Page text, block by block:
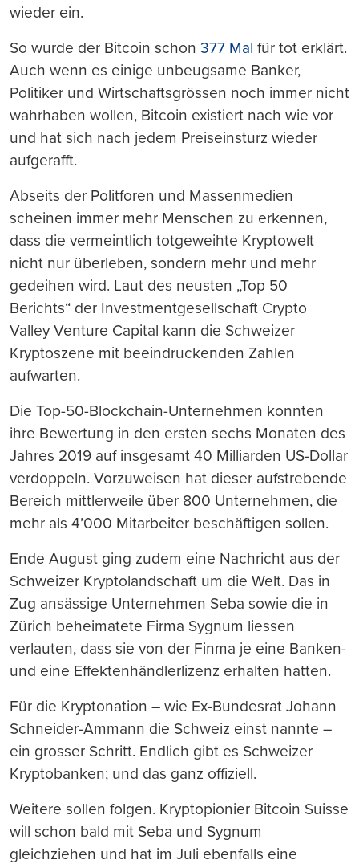
wieder ein.
So wurde der Bitcoin schon 377 Mal für tot erklärt.
Auch wenn es einige unbeugsame Banker,
Politiker und Wirtschaftsgrössen noch immer nicht
wahrhaben wollen, Bitcoin existiert nach wie vor
und hat sich nach jedem Preiseinsturz wieder
aufgerafft.
Abseits der Politforen und Massenmedien
scheinen immer mehr Menschen zu erkennen,
dass die vermeintlich totgeweihte Kryptowelt
nicht nur überleben, sondern mehr und mehr
gedeihen wird. Laut des neusten „Top 50
Berichts“ der Investmentgesellschaft Crypto
Valley Venture Capital kann die Schweizer
Kryptoszene mit beeindruckenden Zahlen
aufwarten.
Die Top-50-Blockchain-Unternehmen konnten
ihre Bewertung in den ersten sechs Monaten des
Jahres 2019 auf insgesamt 40 Milliarden US-Dollar
verdoppeln. Vorzuweisen hat dieser aufstrebende
Bereich mittlerweile über 800 Unternehmen, die
mehr als 4’000 Mitarbeiter beschäftigen sollen.
Ende August ging zudem eine Nachricht aus der
Schweizer Kryptolandschaft um die Welt. Das in
Zug ansässige Unternehmen Seba sowie die in
Zürich beheimatete Firma Sygnum liessen
verlauten, dass sie von der Finma je eine Banken-
und eine Effektenhändlerlizenz erhalten hatten.
Für die Kryptonation – wie Ex-Bundesrat Johann
Schneider-Ammann die Schweiz einst nannte –
ein grosser Schritt. Endlich gibt es Schweizer
Kryptobanken; und das ganz offiziell.
Weitere sollen folgen. Kryptopionier Bitcoin Suisse
will schon bald mit Seba und Sygnum
gleichziehen und hat im Juli ebenfalls eine